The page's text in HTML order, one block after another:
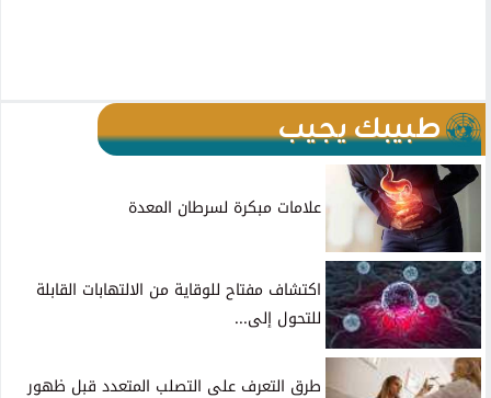
طبيبك يجيب
علامات مبكرة لسرطان المعدة
اكتشاف مفتاح للوقاية من الالتهابات القابلة
للتحول إلى...
طرق التعرف على التصلب المتعدد قبل ظهور